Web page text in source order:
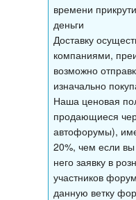
времени
деньги
Доставку
компаниями,
возможно
изначально
Наша ценовая
продающиеся
автофорумы),
20%, чем если
него заявку в
участников
данную ветку